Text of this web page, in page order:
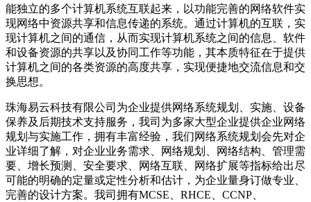
能独立的多个计算机系统互联起来，以功能完善的网络软件实
现网络中资源共享和信息传递的系统。通过计算机的互联，实
现计算机之间的通信，从而实现计算机系统之间的信息、软件
和设备资源的共享以及协同工作等功能，其本质特征在于提供
计算机之间的各类资源的高度共享，实现便捷地交流信息和交
换思想。
珠海易云科技有限公司为企业提供网络系统规划、实施、设备
保养及后期技术支持服务，我司为多家大型企业提供企业网络
规划与实施工作，拥有丰富经验，我们网络系统规划会先对企
业详细了解，对企业业务需求、网络规划、网络结构、管理需
要、增长预测、安全要求、网络互联、网络扩展等指标给出尽
可能的明确的定量或定性分析和估计，为企业量身订做专业、
完善的设计方案。我司拥有MCSE、RHCE、CCNP、